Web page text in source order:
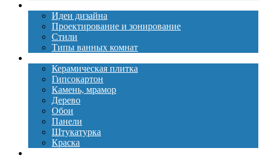
Идеи дизайна
Проектирование и зонирование
Стили
Типы ванных комнат
Керамическая плитка
Гипсокартон
Камень, мрамор
Дерево
Обои
Панели
Штукатурка
Краска